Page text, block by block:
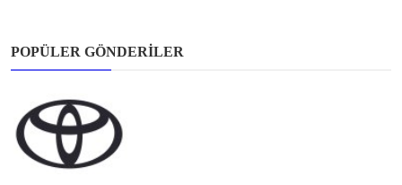
POPÜLER GÖNDERILER